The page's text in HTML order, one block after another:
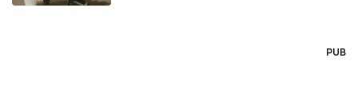
PUB